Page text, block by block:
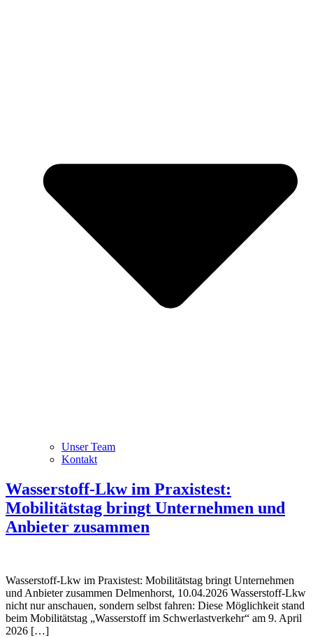
Unser Team
Kontakt
Wasserstoff-Lkw im Praxistest:
Mobilitätstag bringt Unternehmen und
Anbieter zusammen
Wasserstoff-Lkw im Praxistest: Mobilitätstag bringt Unternehmen
und Anbieter zusammen Delmenhorst, 10.04.2026 Wasserstoff-Lkw
nicht nur anschauen, sondern selbst fahren: Diese Möglichkeit stand
beim Mobilitätstag „Wasserstoff im Schwerlastverkehr“ am 9. April
2026 […]